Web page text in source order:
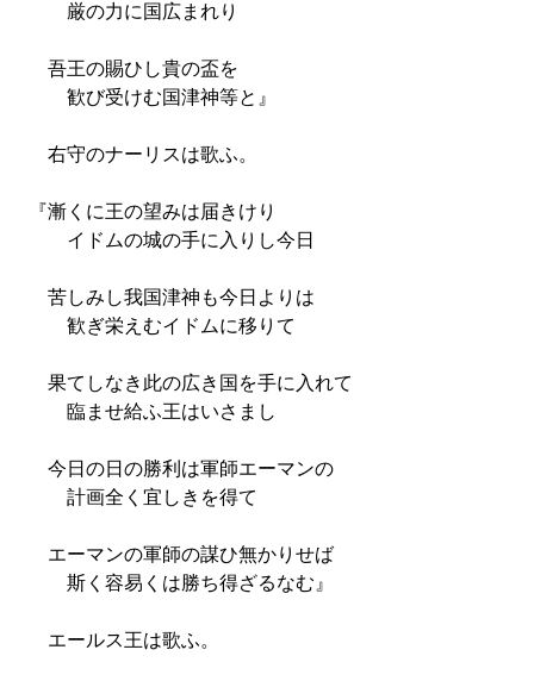
厳の力に国広まれり
吾王の賜ひし貴の盃を
歓び受けむ国津神等と』
右守のナーリスは歌ふ。
『漸くに王の望みは届きけり
イドムの城の手に入りし今日
苦しみし我国津神も今日よりは
歓ぎ栄えむイドムに移りて
果てしなき此の広き国を手に入れて
臨ませ給ふ王はいさまし
今日の日の勝利は軍師エーマンの
計画全く宜しきを得て
エーマンの軍師の謀ひ無かりせば
斯く容易くは勝ち得ざるなむ』
エールス王は歌ふ。